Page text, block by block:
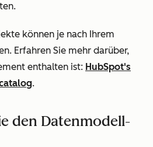
können je nach Ihrem
Erfahren Sie mehr darüber,
enthalten ist: HubSpot's
.
den Datenmodell-